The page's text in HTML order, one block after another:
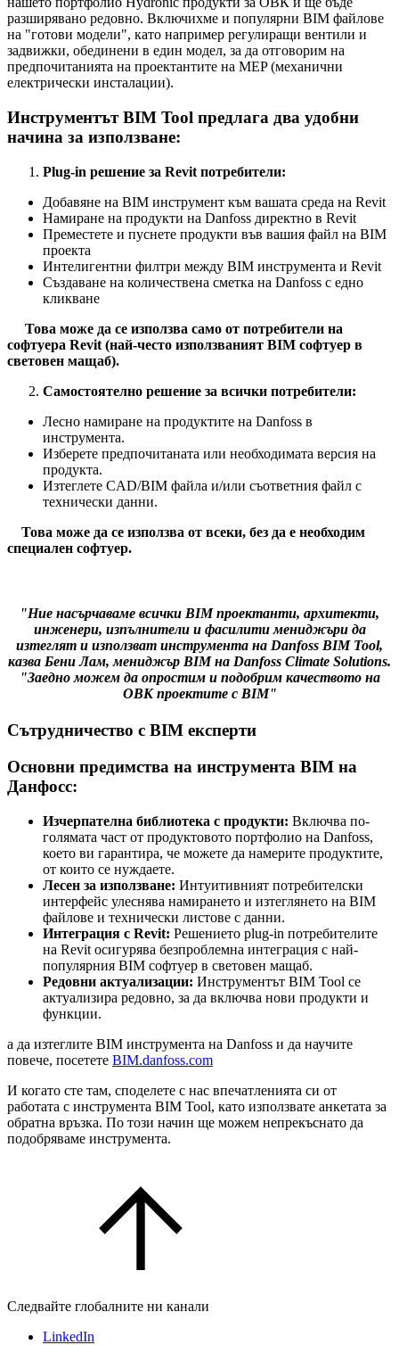
разширявано редовно. Включихме и популярни BIM файлове
на "готови модели", като например регулиращи вентили и
задвижки, обединени в един модел, за да отговорим на
предпочитанията на проектантите на MEP (механични
електрически инсталации).
Инструментът BIM Tool предлага два удобни
начина за използване:
Plug-in решение за Revit потребители:
Добавяне на BIM инструмент към вашата среда на Revit
Намиране на продукти на Danfoss директно в Revit
Преместете и пуснете продукти във вашия файл на BIM
проекта
Интелигентни филтри между BIM инструмента и Revit
Създаване на количествена сметка на Danfoss с едно
кликване
Това може да се използва само от потребители на
софтуера Revit (най-често използваният BIM софтуер в
световен мащаб).
Самостоятелно решение за всички потребители:
Лесно намиране на продуктите на Danfoss в
инструмента.
Изберете предпочитаната или необходимата версия на
продукта.
Изтеглете CAD/BIM файла и/или съответния файл с
технически данни.
Това може да се използва от всеки, без да е необходим
специален софтуер.
"Ние насърчаваме всички BIM проектанти, архитекти,
инженери, изпълнители и фасилити мениджъри да
изтеглят и използват инструмента на Danfoss BIM Tool,
казва Бени Лам, мениджър BIM на Danfoss Climate Solutions.
"Заедно можем да опростим и подобрим качеството на
ОВК проектите с BIM"
Сътрудничество с BIM експерти
Основни предимства на инструмента BIM на
Данфосс:
Изчерпателна библиотека с продукти: Включва по-
голямата част от продуктовото портфолио на Danfoss,
което ви гарантира, че можете да намерите продуктите,
от които се нуждаете.
Лесен за използване: Интуитивният потребителски
интерфейс улеснява намирането и изтеглянето на BIM
файлове и технически листове с данни.
Интеграция с Revit: Решението plug-in потребителите
на Revit осигурява безпроблемна интеграция с най-
популярния BIM софтуер в световен мащаб.
Редовни актуализации: Инструментът BIM Tool се
актуализира редовно, за да включва нови продукти и
функции.
а да изтеглите BIM инструмента на Danfoss и да научите
повече, посетете BIM.danfoss.com
И когато сте там, споделете с нас впечатленията си от
работата с инструмента BIM Tool, като използвате анкетата за
обратна връзка. По този начин ще можем непрекъснато да
подобряваме инструмента.
Следвайте глобалните ни канали
LinkedIn